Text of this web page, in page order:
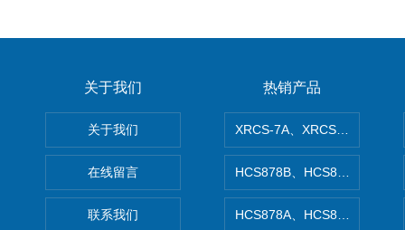
关于我们
关于我们
在线留言
联系我们
热销产品
XRCS-7A、XRCS-7B防腐蚀
HCS878B、HCS878A矿石型
HCS878A、HCS878B非金属